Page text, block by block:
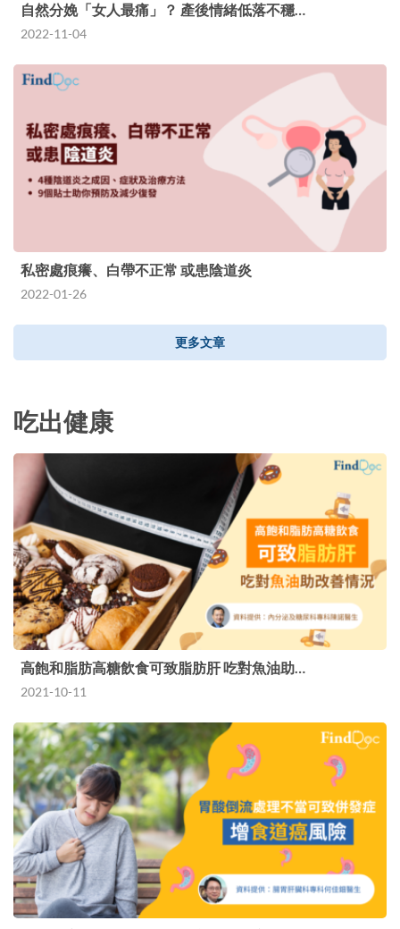
自然分娩「女人最痛」？ 產後情緒低落不穩…
2022-11-04
私密處痕癢、白帶不正常 或患陰道炎
2022-01-26
更多文章
吃出健康
高飽和脂肪高糖飲食可致脂肪肝 吃對魚油助…
2021-10-11